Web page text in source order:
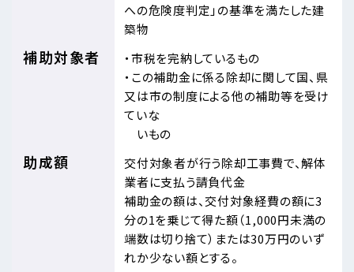
への危険度判定」の基準を満たした建
築物
補助対象者
・市税を完納しているもの
・この補助金に係る除却に関して国、県
又は市の制度による他の補助等を受け
ていな
いもの
助成額
交付対象者が行う除却工事費で、解体
業者に支払う請負代金
補助金の額は、交付対象経費の額に3
分の1を乗じて得た額（1,000円未満の
端数は切り捨て）または30万円のいず
れか少ない額とする。